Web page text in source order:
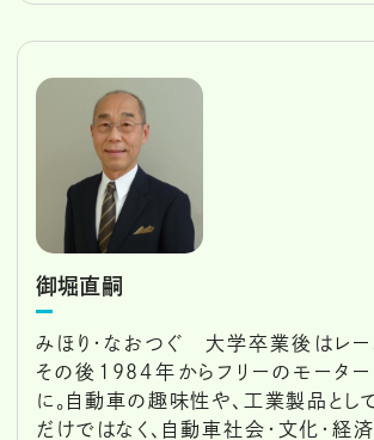
御堀直嗣
みほり・なおつぐ 大学卒業後はレー
その後1984年からフリーのモーター
に。自動車の趣味性や、工業製品とし
だけではなく、自動車社会・文化・経